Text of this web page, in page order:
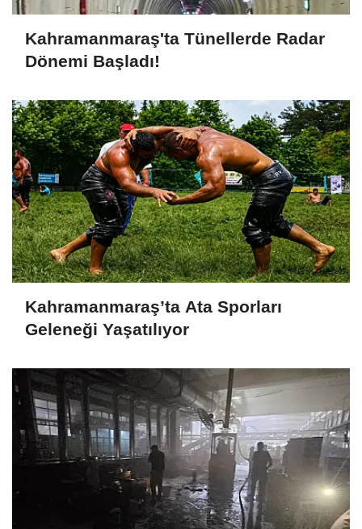
Kahramanmaraş'ta Tünellerde Radar
Dönemi Başladı!
Kahramanmaraş’ta Ata Sporları
Geleneği Yaşatılıyor